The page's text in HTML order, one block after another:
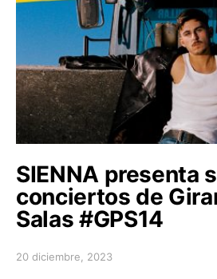
SIENNA presenta
conciertos de
Salas #GPS14
Posted on
20 diciembre, 2023